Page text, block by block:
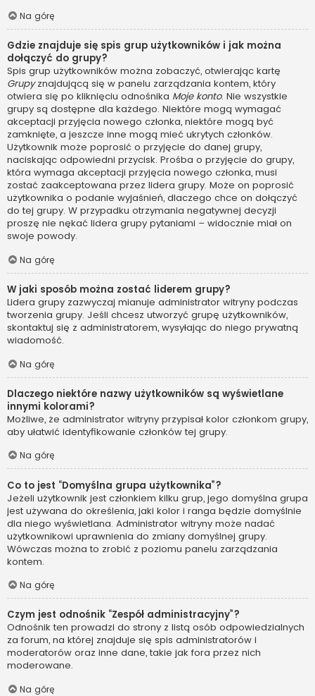
Na górę
Gdzie znajduje się spis grup użytkowników i jak można
dołączyć do grupy?
Spis grup użytkowników można zobaczyć, otwierając kartę
Grupyznajdującą się w panelu zarządzania kontem, który
otwiera się po kliknięciu odnośnika Moje konto. Nie wszystkie
grupy są dostępne dla każdego. Niektóre mogą wymagać
akceptacji przyjęcia nowego członka, niektóre mogą być
zamknięte, a jeszcze inne mogą mieć ukrytych członków.
Użytkownik może poprosić o przyjęcie do danej grupy,
naciskając odpowiedni przycisk. Prośba o przyjęcie do grupy,
która wymaga akceptacji przyjęcia nowego członka, musi
zostać zaakceptowana przez lidera grupy. Może on poprosić
użytkownika o podanie wyjaśnień, dlaczego chce on dołączyć
do tej grupy. W przypadku otrzymania negatywnej decyzji
proszę nie nękać lidera grupy pytaniami – widocznie miał on
swoje powody.
Na górę
W jaki sposób można zostać liderem grupy?
Lidera grupy zazwyczaj mianuje administrator witryny podczas
tworzenia grupy. Jeśli chcesz utworzyć grupę użytkowników,
skontaktuj się z administratorem, wysyłając do niego prywatną
wiadomość.
Na górę
Dlaczego niektóre nazwy użytkowników są wyświetlane
innymi kolorami?
Możliwe, że administrator witryny przypisał kolor członkom grupy,
aby ułatwić identyfikowanie członków tej grupy.
Na górę
Co to jest “Domyślna grupa użytkownika”?
Jeżeli użytkownik jest członkiem kilku grup, jego domyślna grupa
jest używana do określenia, jaki kolor i ranga będzie domyślnie
dla niego wyświetlana. Administrator witryny może nadać
użytkownikowi uprawnienia do zmiany domyślnej grupy.
Wówczas można to zrobić z poziomu panelu zarządzania
kontem.
Na górę
Czym jest odnośnik “Zespół administracyjny”?
Odnośnik ten prowadzi do strony z listą osób odpowiedzialnych
za forum, na której znajduje się spis administratorów i
moderatorów oraz inne dane, takie jak fora przez nich
moderowane.
Na górę